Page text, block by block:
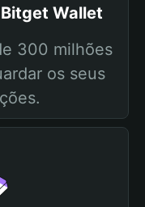
Wallet
300 milhões
os seus